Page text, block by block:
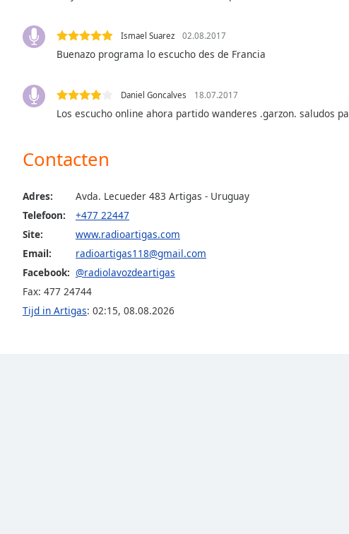
modal
Beginning
Escape
close
window.
Color
Ismael Suarez 02.08.2017
Buenazo programa lo escucho des de Francia
Daniel Goncalves 18.07.2017
Los escucho online ahora partido wanderes .garzon. saludos
Contacten
Adres:
Avda. Lecueder 483 Artigas - Uruguay
Telefoon:
+477 22447
Site:
www.radioartigas.com
Email:
radioartigas118@gmail.com
Facebook: @radiolavozdeartigas
Fax: 477 24744
Tijd in Artigas: 02:15, 08.08.2026